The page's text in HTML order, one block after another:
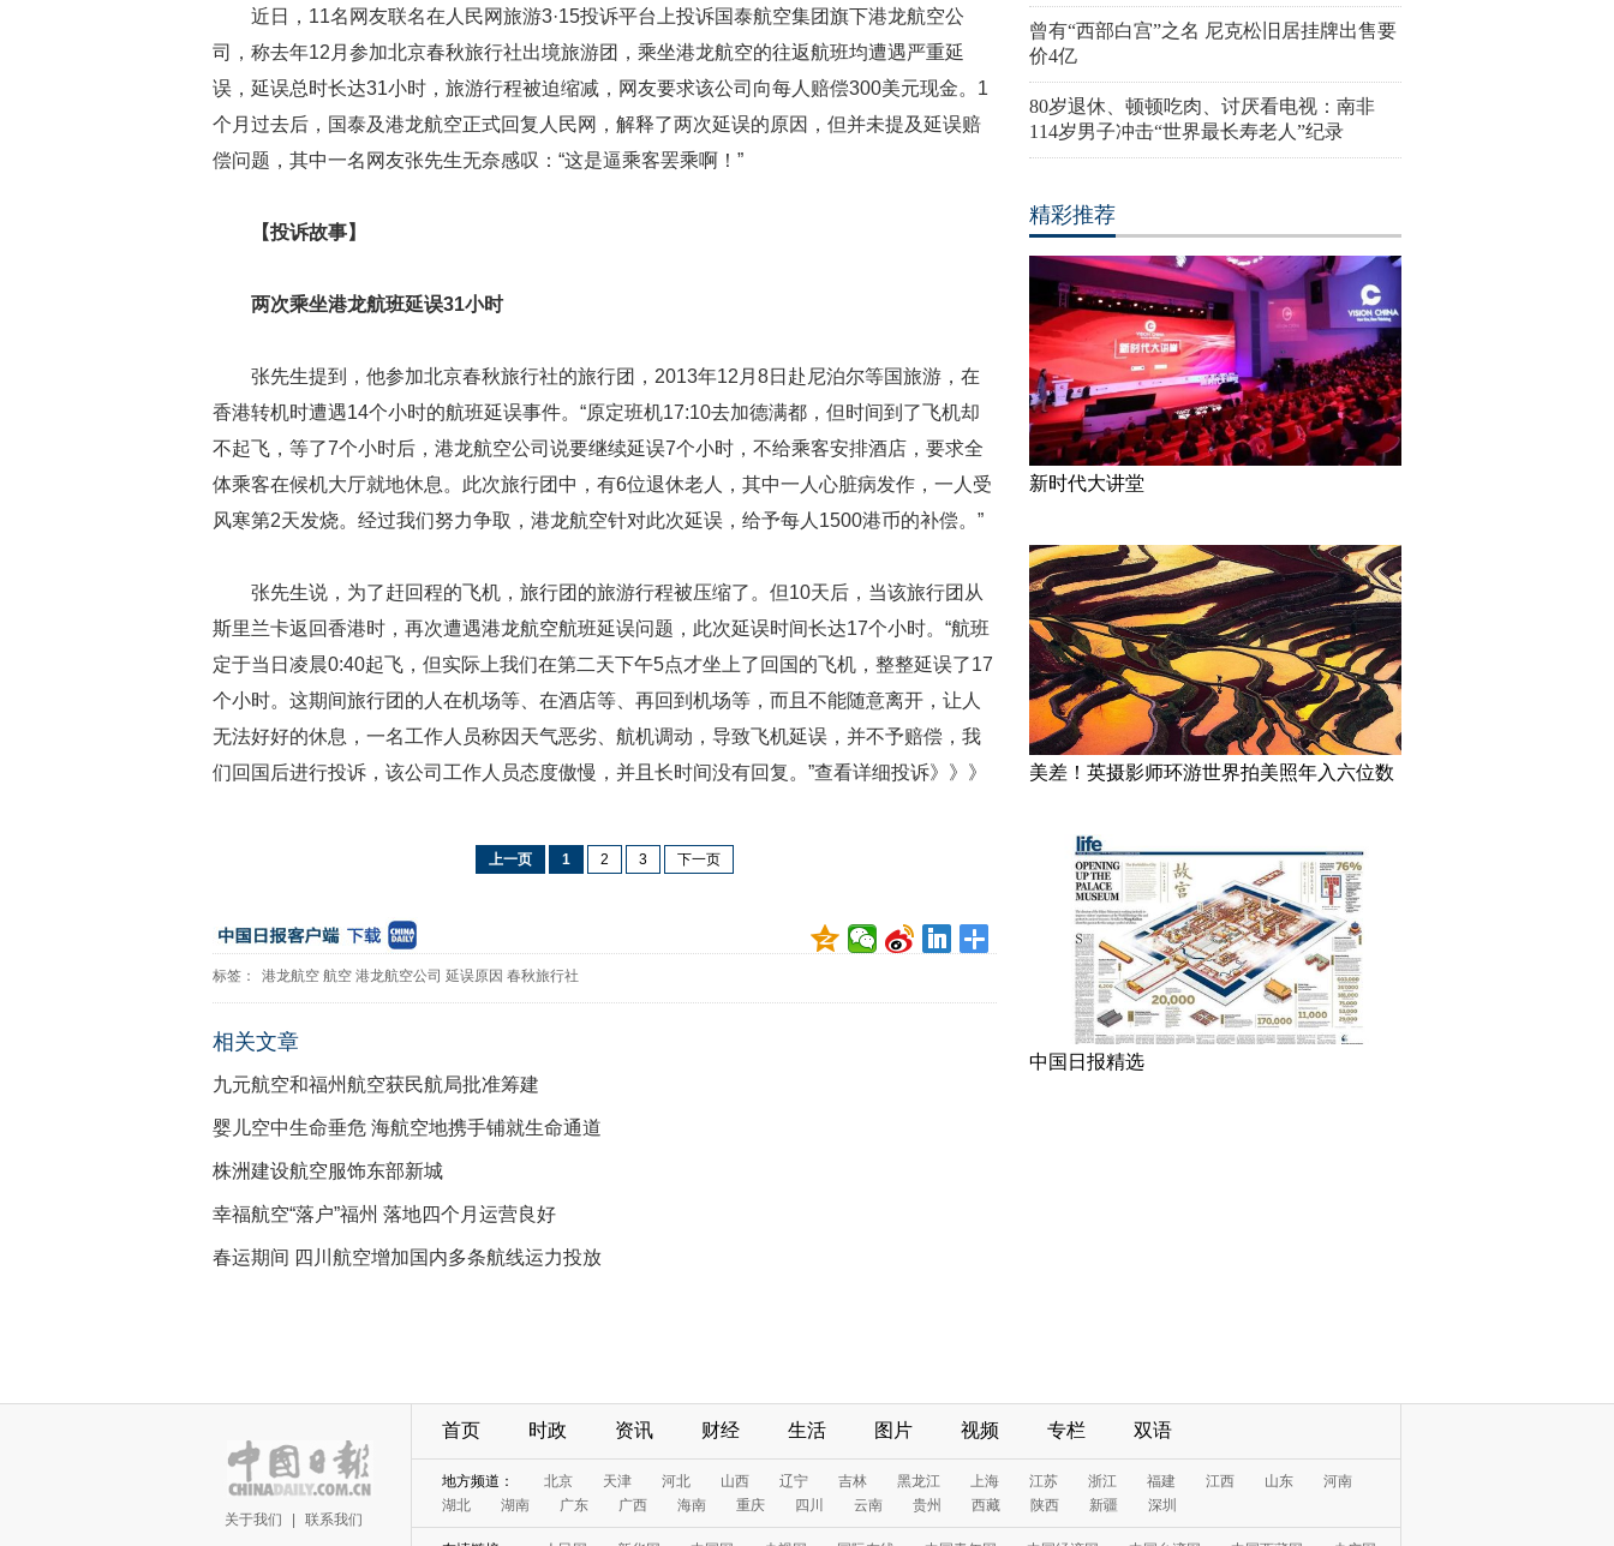
近日，11名网友联名在人民网旅游3·15投诉平台上投诉国泰航空集团旗下港龙航空公
司，称去年12月参加北京春秋旅行社出境旅游团，乘坐港龙航空的往返航班均遭遇严重延
误，延误总时长达31小时，旅游行程被迫缩减，网友要求该公司向每人赔偿300美元现金。1
个月过去后，国泰及港龙航空正式回复人民网，解释了两次延误的原因，但并未提及延误赔
偿问题，其中一名网友张先生无奈感叹：“这是逼乘客罢乘啊！”
【投诉故事】
两次乘坐港龙航班延误31小时
张先生提到，他参加北京春秋旅行社的旅行团，2013年12月8日赴尼泊尔等国旅游，在
香港转机时遭遇14个小时的航班延误事件。“原定班机17:10去加德满都，但时间到了飞机却
不起飞，等了7个小时后，港龙航空公司说要继续延误7个小时，不给乘客安排酒店，要求全
体乘客在候机大厅就地休息。此次旅行团中，有6位退休老人，其中一人心脏病发作，一人受
风寒第2天发烧。经过我们努力争取，港龙航空针对此次延误，给予每人1500港币的补偿。”
张先生说，为了赶回程的飞机，旅行团的旅游行程被压缩了。但10天后，当该旅行团从
斯里兰卡返回香港时，再次遭遇港龙航空航班延误问题，此次延误时间长达17个小时。“航班
定于当日凌晨0:40起飞，但实际上我们在第二天下午5点才坐上了回国的飞机，整整延误了17
个小时。这期间旅行团的人在机场等、在酒店等、再回到机场等，而且不能随意离开，让人
无法好好的休息，一名工作人员称因天气恶劣、航机调动，导致飞机延误，并不予赔偿，我
们回国后进行投诉，该公司工作人员态度傲慢，并且长时间没有回复。”查看详细投诉》》》
上一页 1 2 3 下一页
标签： 港龙航空 航空 港龙航空公司 延误原因 春秋旅行社
相关文章
九元航空和福州航空获民航局批准筹建
婴儿空中生命垂危 海航空地携手铺就生命通道
株洲建设航空服饰东部新城
幸福航空“落户”福州 落地四个月运营良好
春运期间 四川航空增加国内多条航线运力投放
曾有“西部白宫”之名 尼克松旧居挂牌出售要
价4亿
80岁退休、顿顿吃肉、讨厌看电视：南非
114岁男子冲击“世界最长寿老人”纪录
精彩推荐
新时代大讲堂
美差！英摄影师环游世界拍美照年入六位数
中国日报精选
关于我们 联系我们
首页 时政 资讯 财经 生活 图片 视频 专栏 双语
地方频道： 北京 天津 河北 山西 辽宁 吉林 黑龙江 上海 江苏 浙江 福建 江西 山东
河南
湖北
湖南 广东 广西 海南 重庆 四川 云南 贵州 西藏 陕西 新疆 深圳